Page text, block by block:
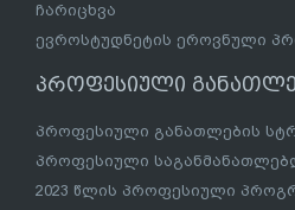
ჩარიცხვა
ევროსტუდნეტის ეროვნული
პროფესიული
პროფესიული განათლების
პროფესიული
2023 წლის პროფესიული